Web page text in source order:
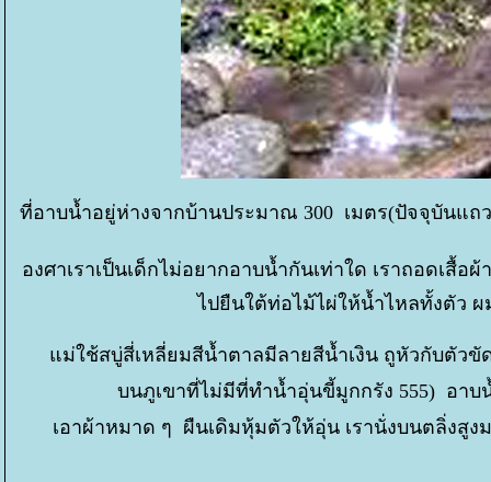
ที่อาบน้ำอยู่ห่างจากบ้านประมาณ 300 เมตร(ปัจจุบันแถ
องศาเราเป็นเด็กไม่อยากอาบน้ำกันเท่าใด เราถอดเสื้
ไปยืนใต้ท่อไม้ไผ่ให้น้ำไหลทั้งตัว
ม่ใช้สบู่สี่เหลี่ยมสีน้ำตาลมีลายสีน้ำเงิน ถูหัวกับตัวขั
บนภูเขาที่ไม่มีที่ทำน้ำอุ่นขี้มูกกรัง 555) อาบ
เอาผ้าหมาด ๆ ผืนเดิมหุ้มตัวให้อุ่น เรานั่งบนตลิ่งสู